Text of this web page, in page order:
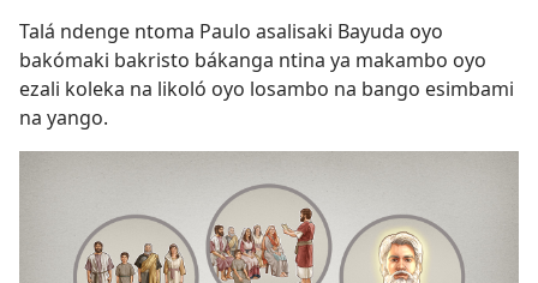
Talá ndenge ntoma Paulo asalisaki Bayuda oyo
bakómaki bakristo bákanga ntina ya makambo oyo
ezali koleka na likoló oyo losambo na bango esimbami
na yango.